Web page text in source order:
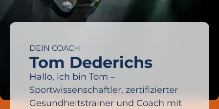
DEIN COACH
Tom Dederichs
Hallo, ich bin Tom –
Sportwissenschaftler, zertifizierter
Gesundheitstrainer und Coach mit